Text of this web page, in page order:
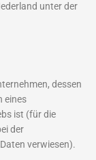
unter der
dessen
eines
ist (für die
der
verwiesen).